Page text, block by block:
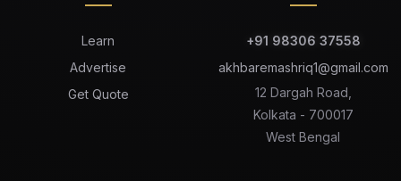
Learn
Advertise
Get Quote
+91 98306 37558
akhbaremashriq1@gmail.com
12 Dargah Road,
Kolkata - 700017
West Bengal